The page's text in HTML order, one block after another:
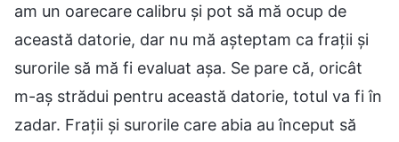
am un oarecare calibru și pot să mă ocup de
această datorie, dar nu mă așteptam ca frații și
surorile să mă fi evaluat așa. Se pare că, oricât
m-aș strădui pentru această datorie, totul va fi în
zadar. Frații și surorile care abia au început să